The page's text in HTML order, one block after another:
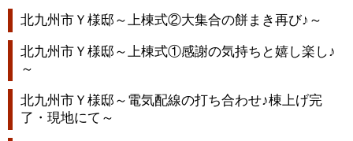
北九州市Ｙ様邸～上棟式②大集合の餅まき再び♪～
北九州市Ｙ様邸～上棟式①感謝の気持ちと嬉し楽し♪
～
北九州市Ｙ様邸～電気配線の打ち合わせ♪棟上げ完
了・現地にて～